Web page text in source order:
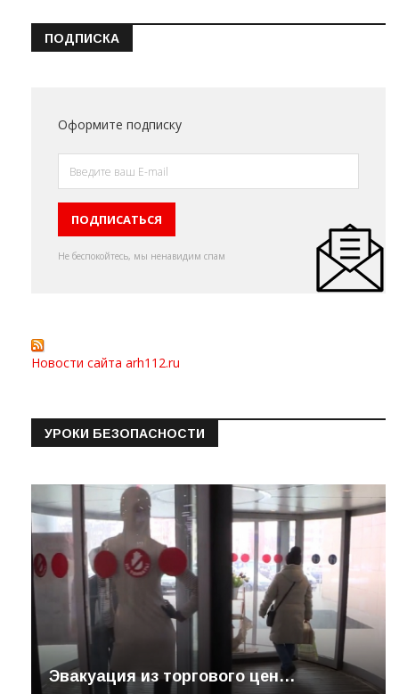
ПОДПИСКА
Оформите подписку
Не беспокойтесь, мы ненавидим спам
Новости сайта arh112.ru
УРОКИ БЕЗОПАСНОСТИ
Эвакуация из торгового цен…